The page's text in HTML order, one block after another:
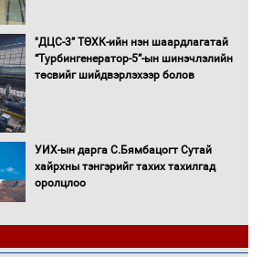
"ДЦС-3” ТӨХК-ийн нэн шаардлагатай
“Турбингенератор-5”-ын шинэчлэлийн
төсвийг шийдвэрлэхээр болов
УИХ-ын дарга С.Бямбацогт Сутай
хайрхны тэнгэрийг тахих тахилгад
оролцлоо